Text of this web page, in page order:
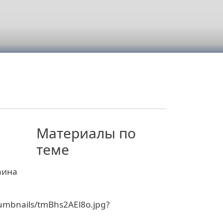
tmBhs2AEl8o.jpg?
Материалы по
теме